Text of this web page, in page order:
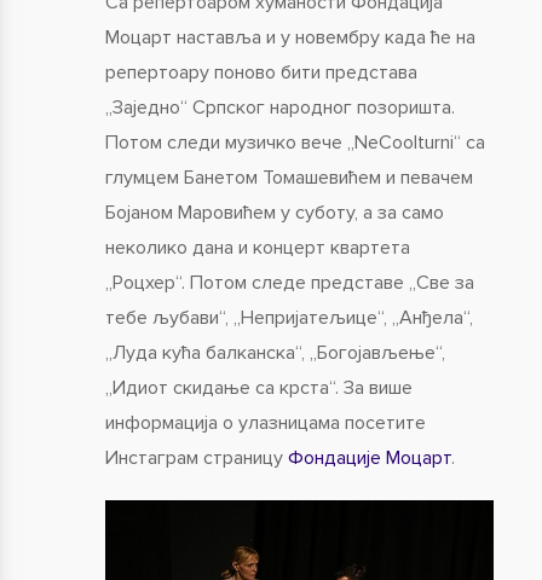
Моцарт наставља и у новембру када ће на
репертоару поново бити представа
„Заједно“ Српског народног позоришта.
Потом следи музичко вече „NeCoolturni“ са
глумцем Банетом Томашевићем и певачем
Бојаном Маровићем у суботу, а за само
неколико дана и концерт квартета
„Роцхер“. Потом следе представе „Све за
тебе љубави“, „Непријатељице“, „Анђела“,
„Луда кућа балканска“, „Богојављење“,
„Идиот скидање са крста“. За више
информација о улазницама посетите
Инстаграм страницу Фондације Моцарт.